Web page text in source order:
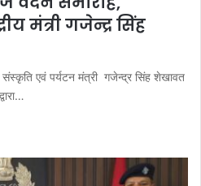
मंत्री गजेन्द्र सिंह
संस्कृति एवं पर्यटन मंत्री गजेन्द्र सिंह शेखावत